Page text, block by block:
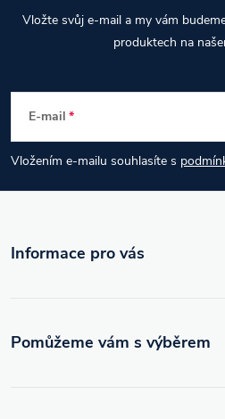
a
í
r
v
y
ý
p
a
t
Vložte svůj e-mail a my vám
produktech na
E-mail
Vložením e-mailu souhlasíte s
Informace pro vás
Pomůžeme vám s výběrem